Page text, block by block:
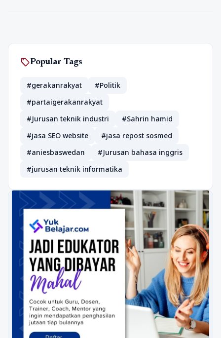
sellPopular Tags
#gerakanrakyat
#Politik
#partaigerakanrakyat
#Jurusan teknik industri
#Sahrin hamid
#jasa SEO website
#jasa repost sosmed
#aniesbaswedan
#Jurusan bahasa inggris
#jurusan teknik informatika